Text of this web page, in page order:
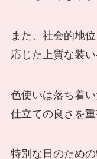
また、社会的地
応じた上質な装
色使いは落ち着
仕立ての良さを
特別な日のため